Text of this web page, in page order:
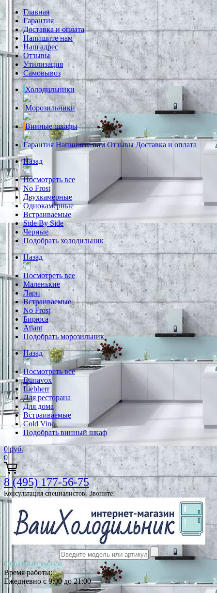
Главная
Гарантия
Доставка и оплата
Напишите нам
Наш адрес
Отзывы
Утилизация
Самовывоз
Холодильники
Морозильники
Винные шкафы
Гарантия Напишите нам Отзывы Доставка и оплата
Назад
Посмотреть все
No Frost
Двухкамерные
Однокамерные
Встраиваемые
Side By Side
Черные
Подобрать холодильник
Назад
Посмотреть все
Маленькие
Лари
Встраиваемые
No Frost
Бирюса
Atlant
Подобрать морозильник
Назад
Посмотреть все
Dunavox
Liebherr
Для ресторана
Для дома
Встраиваемые
Cold Vine
Подобрать винный шкаф
0 руб.
0
8 (495) 177-56-75
Консультация специалистов. Звоните!
Обратный звонок
Время работы:
Ежедневно с 9:00 до 21:00